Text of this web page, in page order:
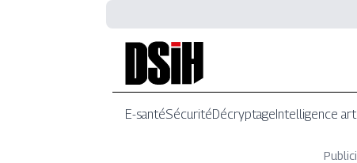
E-santéSécuritéDécryptageIntelligence